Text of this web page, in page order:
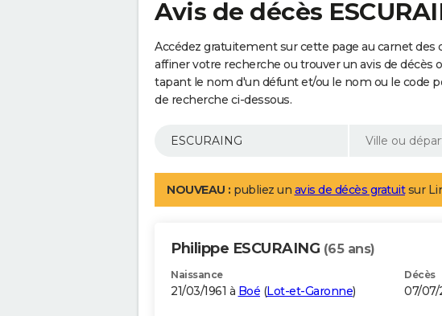
Avis de décès
Accédez gratuitement sur cette page au carnet des
affiner votre recherche ou trouver un avis de décès
tapant le nom d'un défunt et/ou le nom ou le code
de recherche ci-dessous.
NOUVEAU : publiez un avis de décès gratuitsur
Philippe ESCURAING (65 ans)
Naissance
21/03/1961 à Boé (Lot-et-Garonne)
Décès
07/07/